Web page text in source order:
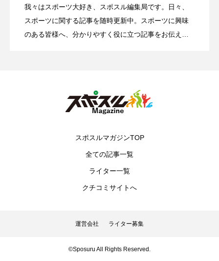
我々はスポーツ大好き、スポスル編集局です。日々、
スポーツに関する記事を随時更新中。スポーツに興味
のある皆様へ、分かりやすく役に立つ記事をお伝えい
児【2026年】
2026.06.15 所沢市の空手教室3選｜小学生・幼児
スポスルマガジンTOP
全ての記事一覧
ライター一覧
クチコミサイトへ
運営会社 ライター募集
©Sposuru All Rights Reserved.